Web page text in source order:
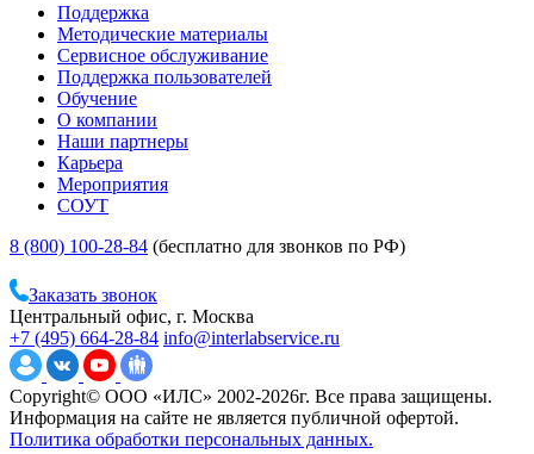
Поддержка
Методические материалы
Сервисное обслуживание
Поддержка пользователей
Обучение
О компании
Наши партнеры
Карьера
Мероприятия
СОУТ
8 (800) 100-28-84 (бесплатно для звонков по РФ)
Заказать звонок
Центральный офис, г. Москва
+7 (495) 664-28-84 info@interlabservice.ru
Copyright© ООО «ИЛС» 2002-2026г. Все права защищены.
Информация на сайте не является публичной офертой.
Политика обработки персональных данных.